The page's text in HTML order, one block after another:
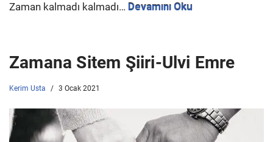
Zaman kalmadı kalmadı… Devamını Oku
Zamana Sitem Şiiri-Ulvi Emre
Kerim Usta 3 Ocak 2021